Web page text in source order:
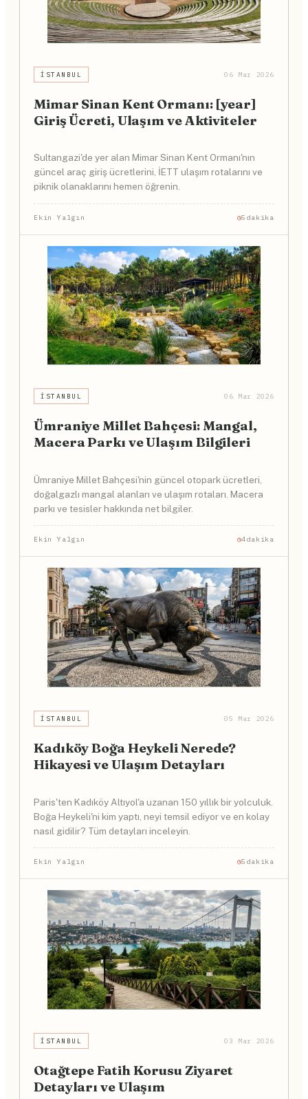
İSTANBUL 06 Mar 2026
Mimar Sinan Kent Ormanı: [year]
Giriş Ücreti, Ulaşım ve Aktiviteler
Sultangazi'de yer alan Mimar Sinan Kent Ormanı'nın
güncel araç giriş ücretlerini, İETT ulaşım rotalarını ve
piknik olanaklarını hemen öğrenin.
Ekin Yalgın 5dakika
İSTANBUL 06 Mar 2026
Ümraniye Millet Bahçesi: Mangal,
Macera Parkı ve Ulaşım Bilgileri
Ümraniye Millet Bahçesi'nin güncel otopark ücretleri,
doğalgazlı mangal alanları ve ulaşım rotaları. Macera
parkı ve tesisler hakkında net bilgiler.
Ekin Yalgın 4dakika
İSTANBUL 05 Mar 2026
Kadıköy Boğa Heykeli Nerede?
Hikayesi ve Ulaşım Detayları
Paris'ten Kadıköy Altıyol'a uzanan 150 yıllık bir yolculuk.
Boğa Heykeli'ni kim yaptı, neyi temsil ediyor ve en kolay
nasıl gidilir? Tüm detayları inceleyin.
Ekin Yalgın 5dakika
İSTANBUL 03 Mar 2026
Otağtepe Fatih Korusu Ziyaret
Detayları ve Ulaşım